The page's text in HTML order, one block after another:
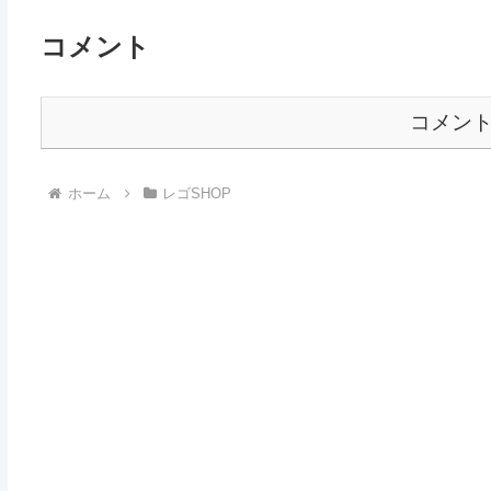
コメント
コメン
ホーム レゴSHOP